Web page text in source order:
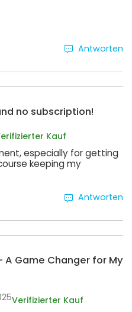
Antworten
no subscription!
Kauf
especially for getting
keeping my
Antworten
A Game Changer for My
Verifizierter Kauf